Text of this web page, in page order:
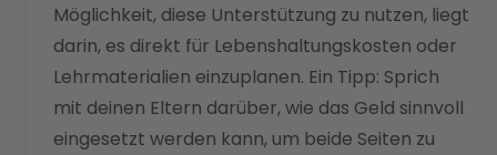
Möglichkeit, diese Unterstützung zu nutzen, liegt
darin, es direkt für Lebenshaltungskosten oder
Lehrmaterialien einzuplanen. Ein Tipp: Sprich
mit deinen Eltern darüber, wie das Geld sinnvoll
eingesetzt werden kann, um beide Seiten zu